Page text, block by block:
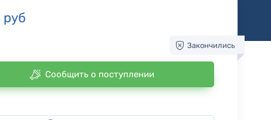
руб
Закончились
Сообщить о поступлении